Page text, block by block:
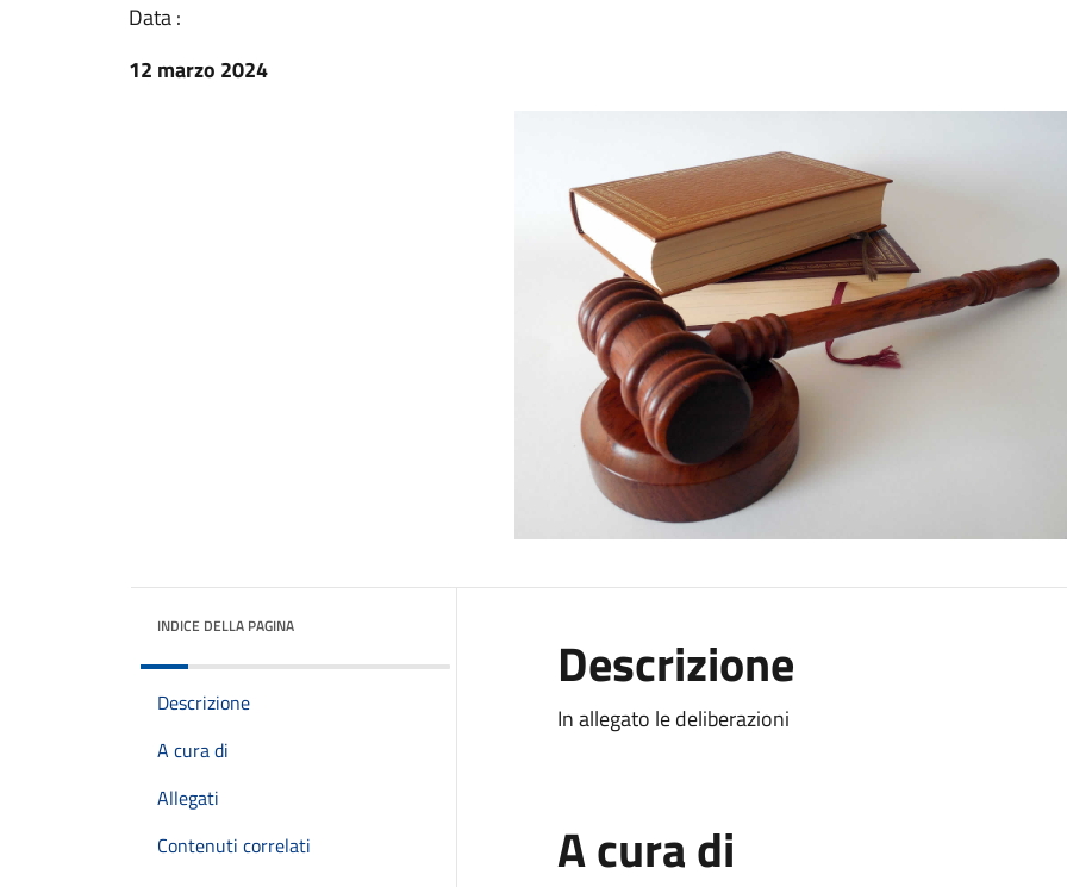
Data :
12 marzo 2024
INDICE DELLA PAGINA
Descrizione
A cura di
Allegati
Contenuti correlati
Descrizione
In allegato le deliberazioni
A cura di